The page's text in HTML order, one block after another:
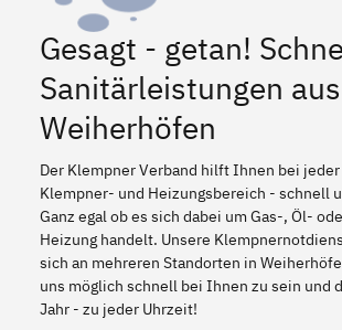
Gesagt - getan!
Sanitärleistungen aus
Weiherhöfen
Der Klempner Verband hilft Ihnen bei
Klempner- und Heizungsbereich - schnell
Ganz egal ob es sich dabei um Gas-, Öl-
Heizung handelt. Unsere
sich an mehreren Standorten in
uns möglich schnell bei Ihnen zu sein und
Jahr - zu jeder Uhrzeit!